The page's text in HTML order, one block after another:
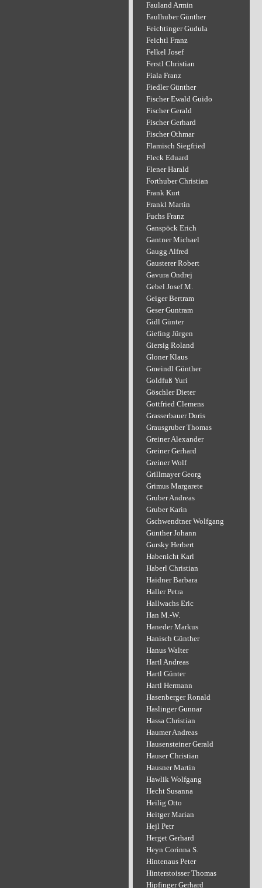
Fauland Armin
Faulhuber Günther
Feichtinger Gudula
Feichtl Franz
Felkel Josef
Ferstl Christian
Fiala Franz
Fiedler Günther
Fischer Ewald Guido
Fischer Gerald
Fischer Gerhard
Fischer Othmar
Flamisch Siegfried
Fleck Eduard
Flener Harald
Forthuber Christian
Frank Kurt
Frankl Martin
Fuchs Franz
Ganspöck Erich
Gantner Michael
Gaugg Alfred
Gausterer Robert
Gavura Ondrej
Gebel Josef M.
Geiger Bertram
Geser Guntram
Gidl Günter
Giefing Jürgen
Giersig Roland
Gloner Klaus
Gmeindl Günther
Goldfuß Yuri
Göschler Dieter
Gottfried Clemens
Grasserbauer Doris
Grausgruber Thomas
Greiner Alexander
Greiner Gerhard
Greiner Wolf
Grillmayer Georg
Grimus Margarete
Gruber Andreas
Gruber Karin
Gschwendtner Wolfgang
Günther Johann
Gursky Herbert
Habenicht Karl
Haberl Christian
Haidner Barbara
Haller Petra
Hallwachs Eric
Han M.-W.
Haneder Markus
Hanisch Günther
Hanus Walter
Hartl Andreas
Hartl Günter
Hartl Hermann
Hasenberger Ronald
Haslinger Gunnar
Hassa Christian
Haumer Andreas
Hausensteiner Gerald
Hauser Christian
Hausner Martin
Hawlik Wolfgang
Hecht Susanna
Heilig Otto
Heitger Marian
Hejl Petr
Herget Gerhard
Heyn Corinna S.
Hintenaus Peter
Hinterstoisser Thomas
Hipfinger Gerhard